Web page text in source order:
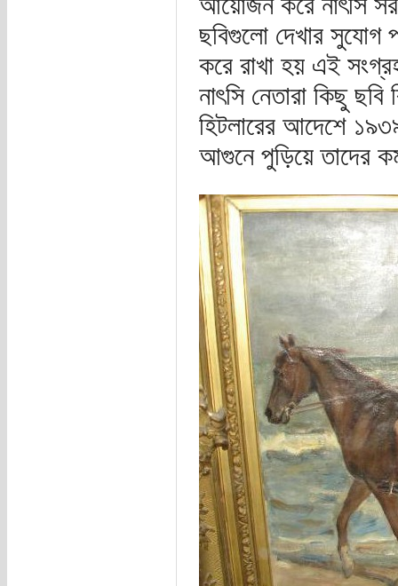
ছবিগুলো দেখার সুযোগ
করে রাখা হয় এই
নাৎসি নেতারা কিছু
হিটলারের আদেশে
আগুনে পুড়িয়ে তাদের